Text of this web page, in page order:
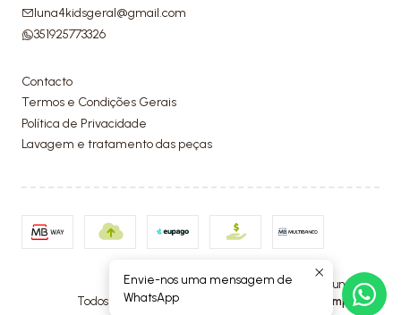
luna4kidsgeral@gmail.com
351925773326
Contacto
Termos e Condições Gerais
Política de Privacidade
Lavagem e tratamento das peças
2026 Luna4Kids.
Todos os Direitos Reservados.
Com tecnologia Jumpseller
Envie-nos uma mensagem de
WhatsApp